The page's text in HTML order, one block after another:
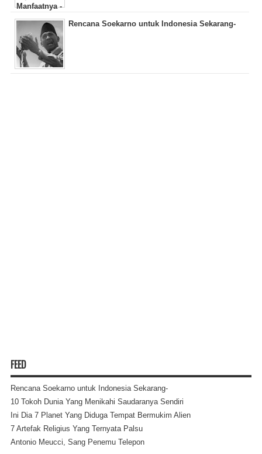
Rencana Soekarno untuk Indonesia Sekarang-
FEED
Rencana Soekarno untuk Indonesia Sekarang-
10 Tokoh Dunia Yang Menikahi Saudaranya Sendiri
Ini Dia 7 Planet Yang Diduga Tempat Bermukim Alien
7 Artefak Religius Yang Ternyata Palsu
Antonio Meucci, Sang Penemu Telepon